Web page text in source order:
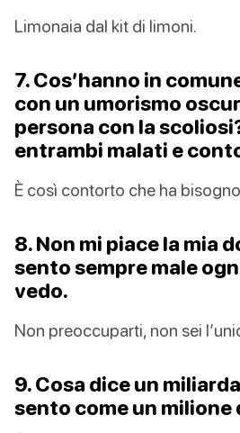
Limonaia dal kit di limoni.
7. Cos’hanno in
con un umorismo
persona con la
entrambi malati e
È così contorto che ha
8. Non mi piace la mia
sento sempre male
vedo.
Non preoccuparti, non sei
9. Cosa dice un
sento come un milione